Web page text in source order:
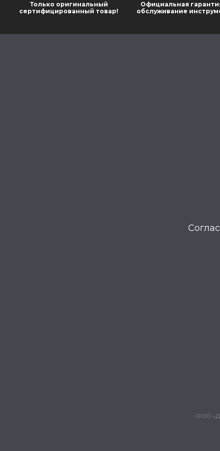
Только оригинальный
сертифицированный товар!
Официальная
обслуживание
ООО